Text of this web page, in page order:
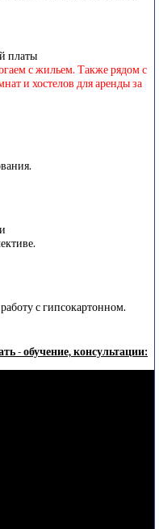
платы
с жильем. Также рядом с
и хостелов для аренды за
с гипсокартонном.
- обучение, консультации: